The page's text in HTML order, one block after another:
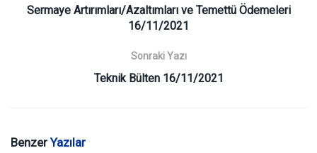
Sermaye Artırımları/Azaltımları ve Temettü Ödemeleri
16/11/2021
Sonraki Yazı
Teknik Bülten 16/11/2021
BenzerYazılar